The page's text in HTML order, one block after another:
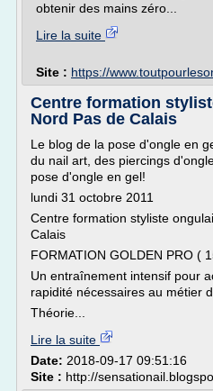
obtenir des mains zéro...
Lire la suite
Site : https://
Centre formation
Nord Pas de Calais
Le blog de la pose d'ongle en
du nail art, des piercings
pose d'ongle en gel!
lundi 31 octobre 2011
Centre formation styliste
Calais
FORMATION GOLDEN PRO (
Un entraînement intensif pour
rapidité nécessaires au métier
Théorie...
Lire la suite
Date: 2018-09-17 09:51:16
Site : http://